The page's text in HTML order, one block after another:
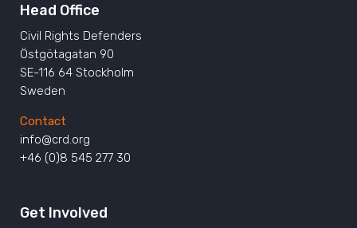
Head Office
Civil Rights Defenders
Östgötagatan 90
SE-116 64 Stockholm
Sweden
Contact
info@crd.org
+46 (0)8 545 277 30
Get Involved